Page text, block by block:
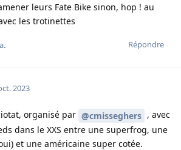
leurs Fate Bike sinon, hop ! au
les trotinettes
Répondre
.
2023
organisé par @cmisseghers , avec
dans le XXS entre une superfrog, une
et une américaine super cotée.